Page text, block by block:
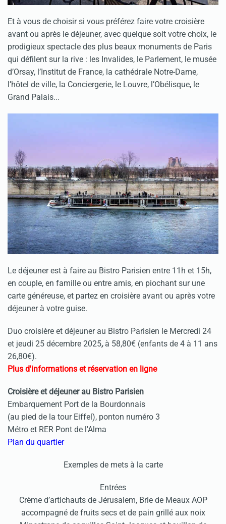
Et à vous de choisir si vous préférez faire votre croisière
avant ou après le déjeuner, avec quelque soit votre choix, le
prodigieux spectacle des plus beaux monuments de Paris
qui défilent sur la rive : les Invalides, le Parlement, le musée
d’Orsay, l’Institut de France, la cathédrale Notre-Dame,
l’hôtel de ville, la Conciergerie, le Louvre, l’Obélisque, le
Grand Palais...
Le déjeuner est à faire au Bistro Parisien entre 11h et 15h,
en couple, en famille ou entre amis, en piochant sur une
carte généreuse, et partez en croisière avant ou après votre
déjeuner à votre guise.
Duo croisière et déjeuner au Bistro Parisien le Mercredi 24
et jeudi 25 décembre 2025, à 58,80€ (enfants de 4 à 11 ans
26,80€).
Plus d'informations et réservation en ligne
Croisière et déjeuner au Bistro Parisien
Embarquement Port de la Bourdonnais
(au pied de la tour Eiffel), ponton numéro 3
Métro et RER Pont de l'Alma
Plan du quartier
Exemples de mets à la carte
Entrées
Crème d’artichauts de Jérusalem, Brie de Meaux AOP
accompagné de fruits secs et de pain grillé aux noix